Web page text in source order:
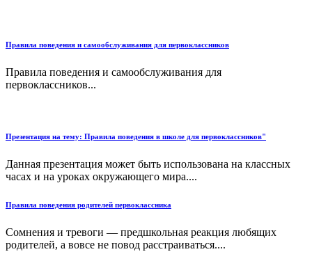
Правила поведения и самообслуживания для первоклассников
Правила поведения и самообслуживания для
первоклассников...
Презентация на тему: Правила поведения в школе для первоклассников"
Данная презентация может быть использована на классных
часах и на уроках окружающего мира....
Правила поведения родителей первоклассника
Сомнения и тревоги — предшкольная реакция любящих
родителей, а вовсе не повод расстраиваться....